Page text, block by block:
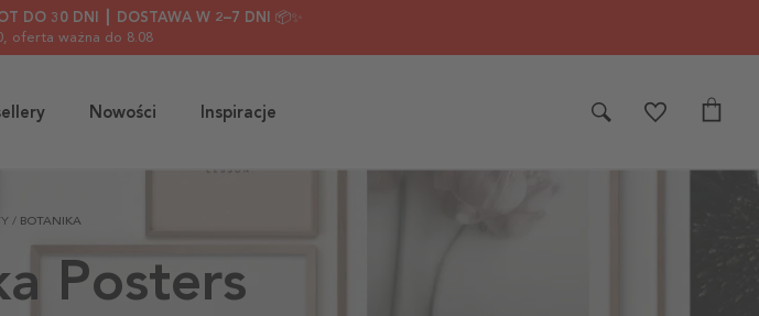
DO 30 DNI ┃ DOSTAWA W 2–7 DNI 📦✨
, oferta ważna do 8.08
Nowości Inspiracje
/ BOTANIKA
Posters